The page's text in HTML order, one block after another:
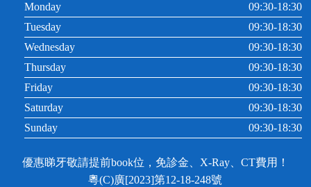
Monday
09:30-18:30
Tuesday
09:30-18:30
Wednesday
09:30-18:30
Thursday
09:30-18:30
Friday
09:30-18:30
Saturday
09:30-18:30
Sunday
09:30-18:30
優惠睇牙敬請提前book位，免診金、X-Ray、CT費用！
粵(C)廣[2023]第12-18-248號